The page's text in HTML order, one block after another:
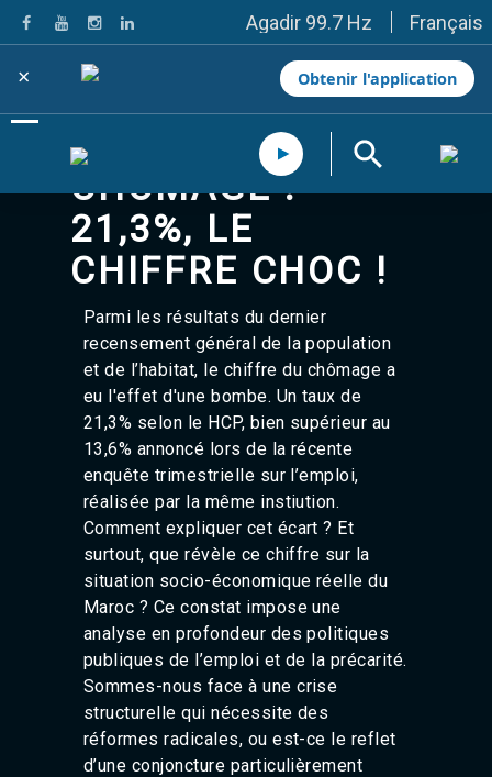
Agadir 99.7 Hz
Tanger 103.3 Hz
Tétouan 87.8 Hz
Fès 98.8 Hz
Meknès 97.2 Hz
El Jadida 97.3
Settat 104,6
Essaouira 96.6
Taza 103.0
Taounate 95.6
SkhourRhamna 92.2
Taroudant 104.9
Guelmim 91.9
Tan-Tan 95.2
Tafraout 104.9
Casablanca 92.5 Hz
Rabat, Salé 106.9 Hz
Marrakech 90.5 Hz
Agadir 99.7 Hz
Tanger 103.3 Hz
Tétouan 87.8 Hz
Fès 98.8 Hz
Meknès 97.2 Hz
El Jadida 97.3
Settat 104,6
Chefchaouen 106.4
Essaouira 96.6
Safi 92.3
Taza 103.0
Taounate 95.6
Français
× Obtenir l'application
CHÔMAGE :
21,3%, LE
CHIFFRE CHOC !
Parmi les résultats du dernier
recensement général de la population
et de l’habitat, le chiffre du chômage a
eu l'effet d'une bombe. Un taux de
21,3% selon le HCP, bien supérieur au
13,6% annoncé lors de la récente
enquête trimestrielle sur l’emploi,
réalisée par la même instiution.
Comment expliquer cet écart ? Et
surtout, que révèle ce chiffre sur la
situation socio-économique réelle du
Maroc ? Ce constat impose une
analyse en profondeur des politiques
publiques de l’emploi et de la précarité.
Sommes-nous face à une crise
structurelle qui nécessite des
réformes radicales, ou est-ce le reflet
d’une conjoncture particulièrement